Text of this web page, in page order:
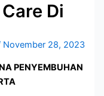
Di
November 28, 2023
PENYEMBUHAN